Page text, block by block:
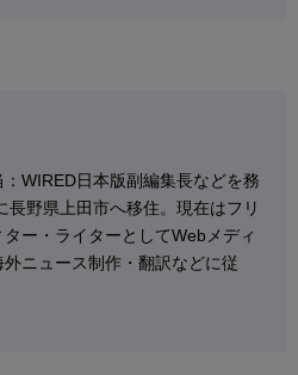
WIRED日本版副編集長などを務
長野県上田市へ移住。現在はフリ
ー・ライターとしてWebメディ
ニュース制作・翻訳などに従